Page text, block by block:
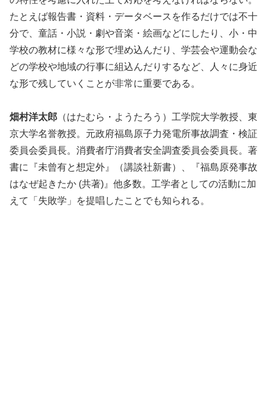
たとえば報告書・資料・データベースを作るだけでは不十
分で、童話・小説・劇や音楽・絵画などにしたり、小・中
学校の教材に様々な形で埋め込んだり、学芸会や運動会な
どの学校や地域の行事に組込んだりするなど、人々に身近
な形で残していくことが非常に重要である。
畑村洋太郎 （はたむら・ようたろう）工学院大学教授、東
京大学名誉教授。元政府福島原子力発電所事故調査・検証
委員会委員長。消費者庁消費者安全調査委員会委員長。著
書に『未曾有と想定外』（講談社新書）、『福島原発事故
はなぜ起きたか (共著)』他多数。工学者としての活動に加
えて「失敗学」を提唱したことでも知られる。